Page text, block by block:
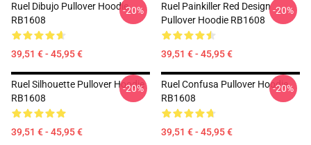
Ruel Dibujo Pullover Hoodie
RB1608
39,51 € - 45,95 €
-20%
Ruel Painkiller Red Design
Pullover Hoodie RB1608
39,51 € - 45,95 €
-20%
Ruel Silhouette Pullover Hoodie
RB1608
39,51 € - 45,95 €
-20%
Ruel Confusa Pullover Hoodie
RB1608
39,51 € - 45,95 €
-20%